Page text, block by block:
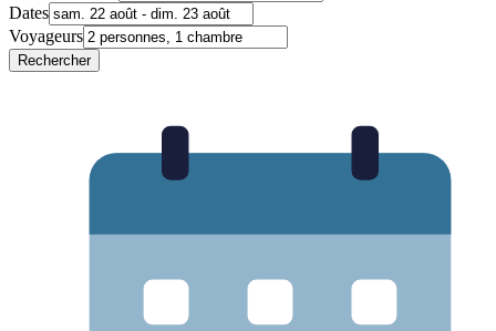
Dates
Voyageurs
Rechercher